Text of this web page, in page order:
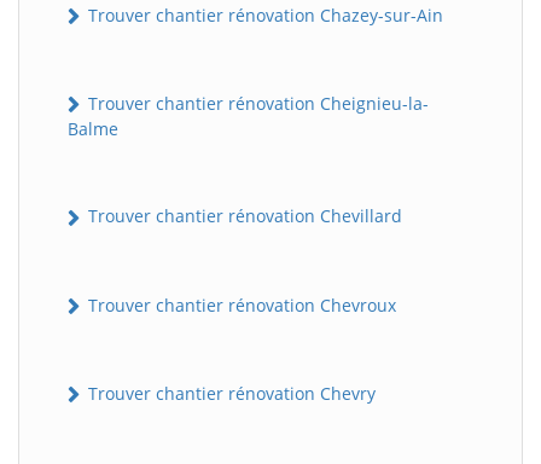
Trouver chantier rénovation Chazey-sur-Ain
Trouver chantier rénovation Cheignieu-la-
Balme
Trouver chantier rénovation Chevillard
Trouver chantier rénovation Chevroux
Trouver chantier rénovation Chevry